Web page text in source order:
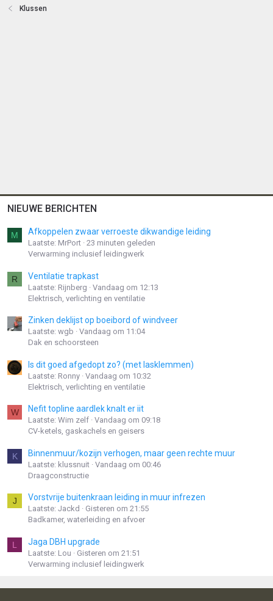
Klussen
NIEUWE BERICHTEN
M Afkoppelen zwaar verroeste dikwandige leiding
Laatste: MrPort 23 minuten geleden
Verwarming inclusief leidingwerk
R Ventilatie trapkast
Laatste: Rijnberg
Vandaag om 12:13
Elektrisch, verlichting en ventilatie
Zinken deklijst op boeibord of windveer
Laatste: wgb
Vandaag om 11:04
Dak en schoorsteen
Is dit goed afgedopt zo? (met lasklemmen)
Laatste: Ronny Vandaag om 10:32
Elektrisch, verlichting en ventilatie
W Nefit topline aardlek knalt er iit
Laatste: Wim zelf Vandaag om 09:18
CV-ketels, gaskachels en geisers
K Binnenmuur/kozijn verhogen, maar geen rechte muur
Laatste: klussnuit Vandaag om 00:46
Draagconstructie
J Vorstvrije buitenkraan leiding in muur infrezen
Laatste: Jackd
Gisteren om 21:55
Badkamer, waterleiding en afvoer
L Jaga DBH upgrade
Laatste: Lou
Gisteren om 21:51
Verwarming inclusief leidingwerk